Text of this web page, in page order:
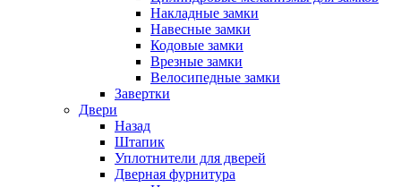
Накладные замки
Навесные замки
Кодовые замки
Врезные замки
Велосипедные замки
Завертки
Двери
Назад
Штапик
Уплотнители для дверей
Дверная фурнитура